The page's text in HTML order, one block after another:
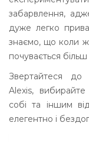
забарвлення,
дуже легко
знаємо, що коли
почувається
Звертайтеся до
Alexis,
собі та іншим
елегентно і